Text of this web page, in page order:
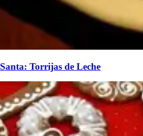
Torrijas de Leche